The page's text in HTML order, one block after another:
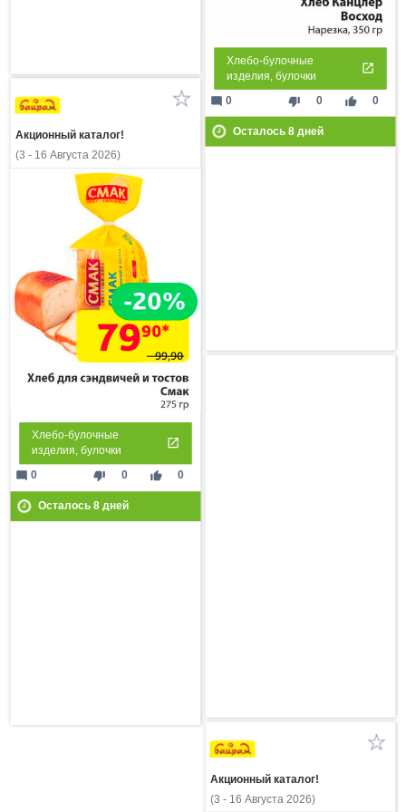
Хлебо-булочные
изделия, булочки
thumb_down 0 thumb_up 0
mode_comment 0
Осталось 8дней
Акционный каталог!
(3 - 16 Августа 2026)
Хлебо-булочные
изделия, булочки
thumb_down 0 thumb_up 0
mode_comment 0
Осталось 8дней
Акционный каталог!
(3 - 16 Августа 2026)